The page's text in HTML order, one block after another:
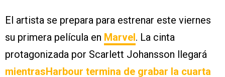
El artista se prepara para estrenar este viernes
su primera película en Marvel . La cinta
protagonizada por Scarlett Johansson llegará
mientrasHarbour termina de grabar la cuarta